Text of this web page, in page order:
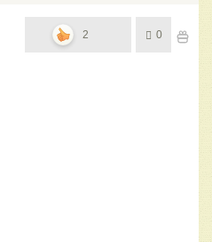
2 0